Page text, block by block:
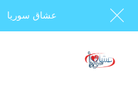
عشاق سوريا